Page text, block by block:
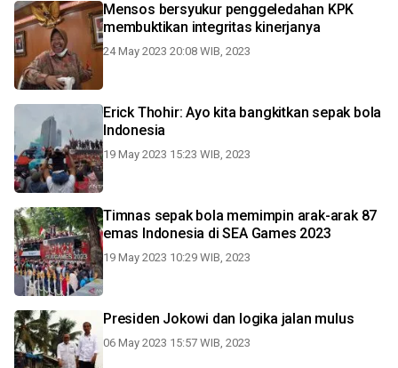
Mensos bersyukur penggeledahan KPK
membuktikan integritas kinerjanya
24 May 2023 20:08 WIB, 2023
Erick Thohir: Ayo kita bangkitkan sepak bola
Indonesia
19 May 2023 15:23 WIB, 2023
Timnas sepak bola memimpin arak-arak 87
emas Indonesia di SEA Games 2023
19 May 2023 10:29 WIB, 2023
Presiden Jokowi dan logika jalan mulus
06 May 2023 15:57 WIB, 2023